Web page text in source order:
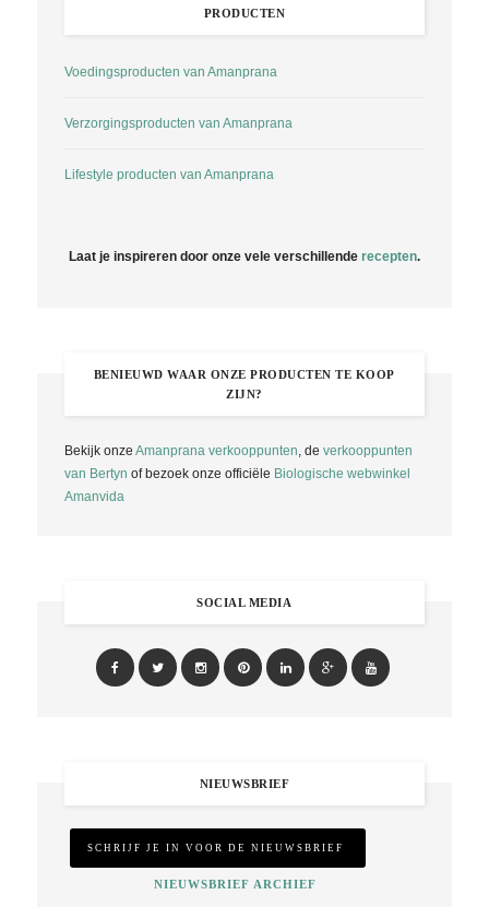
PRODUCTEN
Voedingsproducten van Amanprana
Verzorgingsproducten van Amanprana
Lifestyle producten van Amanprana
Laat je inspireren door onze vele verschillende recepten.
BENIEUWD WAAR ONZE PRODUCTEN TE KOOP
ZIJN?
Bekijk onze Amanprana verkooppunten, de verkooppunten
van Bertyn of bezoek onze officiële Biologische webwinkel
Amanvida
SOCIAL MEDIA
NIEUWSBRIEF
NIEUWSBRIEF ARCHIEF